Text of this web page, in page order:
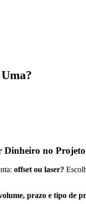
Dinheiro no
offset ou laser?
prazo e tipo de